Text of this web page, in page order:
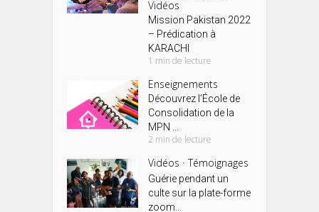
Vidéos
Mission Pakistan 2022
– Prédication à
KARACHI
1 min de lecture
Enseignements
Découvrez l’École de
Consolidation de la
MPN ...
2 min de lecture
Vidéos • Témoignages
Guérie pendant un
culte sur la plate-forme
zoom...